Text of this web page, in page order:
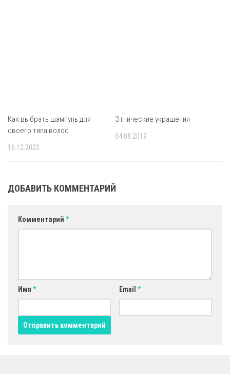
Как выбрать шампунь для
своего типа волос
16.12.2023
Этнические украшения
04.08.2019
ДОБАВИТЬ КОММЕНТАРИЙ
Комментарий *
Имя * Email *